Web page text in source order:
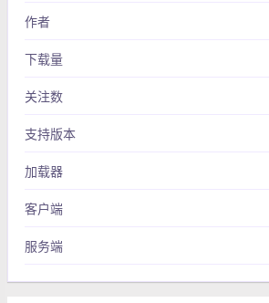
作者
下载量
关注数
支持版本
加载器
客户端
服务端